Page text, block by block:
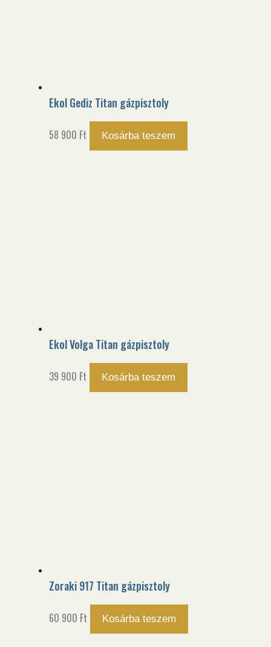
Ekol Gediz Titan gázpisztoly
58 900 Ft Kosárba teszem
Ekol Volga Titan gázpisztoly
39 900 Ft Kosárba teszem
Zoraki 917 Titan gázpisztoly
60 900 Ft Kosárba teszem